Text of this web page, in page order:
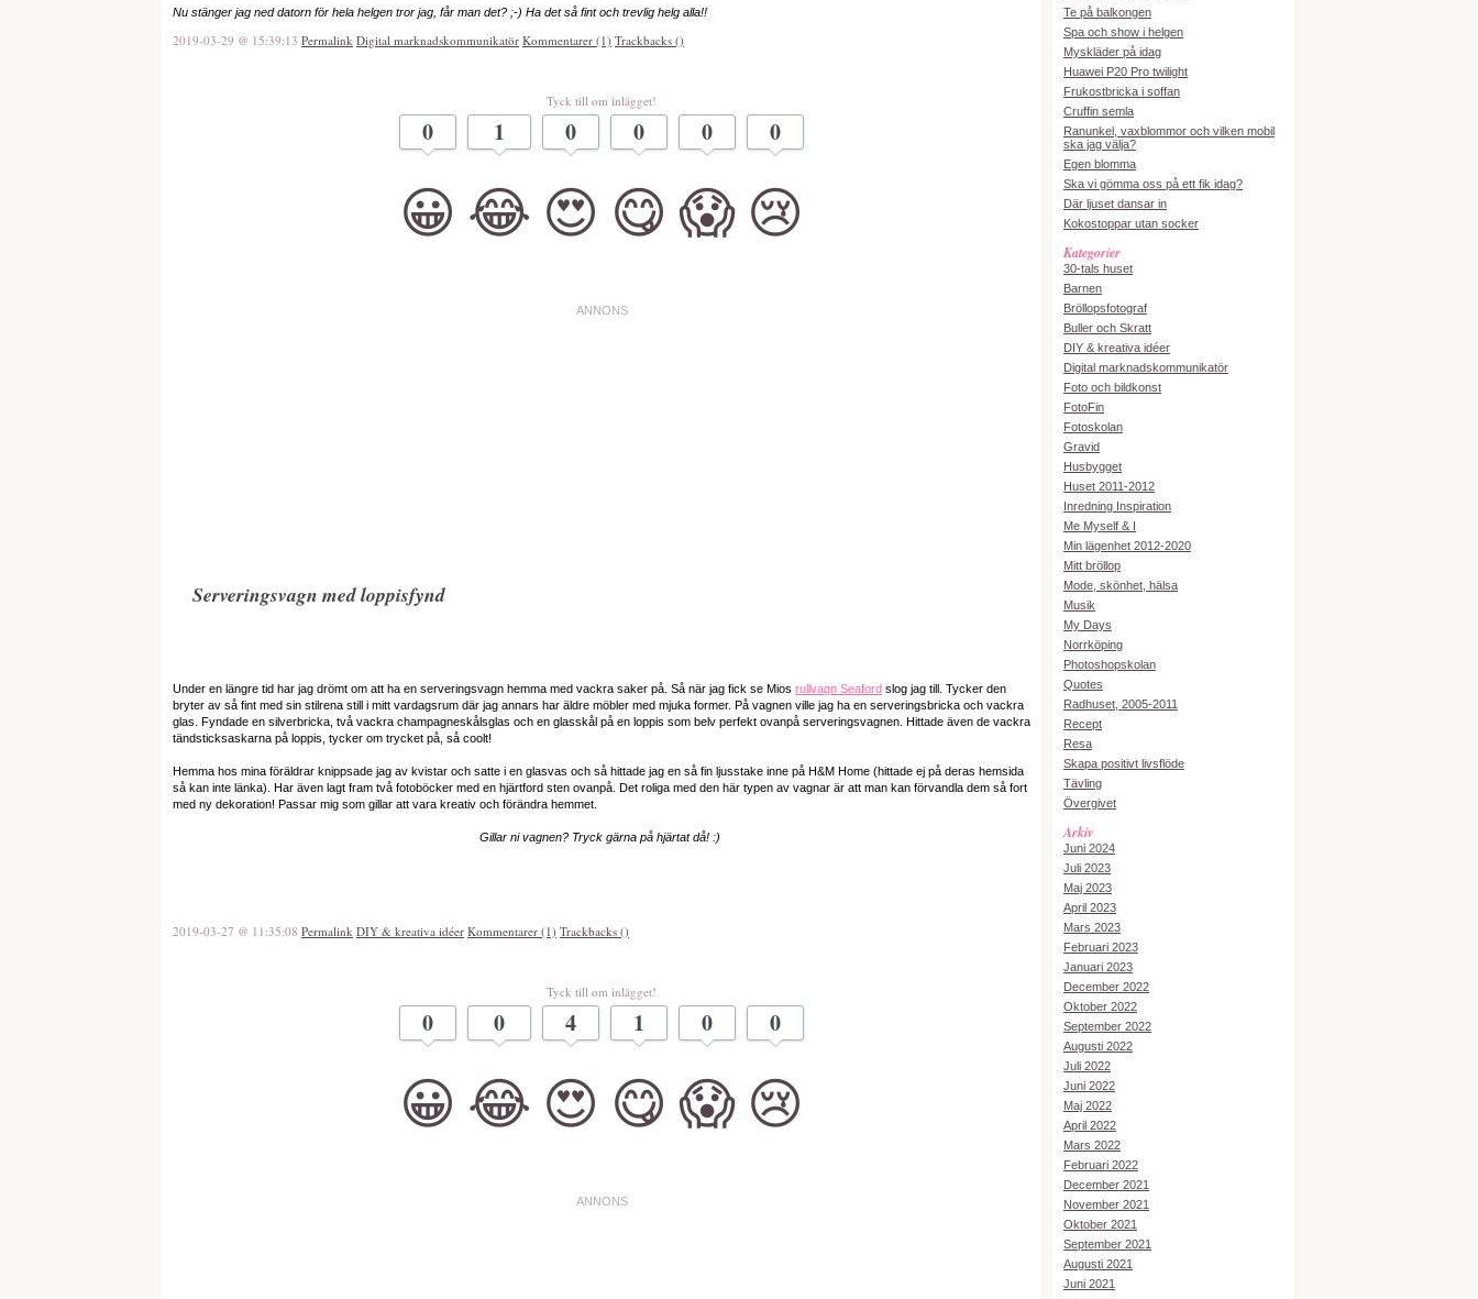
Nu stänger jag ned datorn för hela helgen tror jag, får man det? ;-) Ha det så fint och trevlig helg alla!!
2019-03-29 @ 15:39:13 Permalink Digital marknadskommunikatör Kommentarer (1) Trackbacks ()
Tyck till om inlägget!
0
😀
1
😂
0
😍
0
😋
0
😱
0
😢
Serveringsvagn med loppisfynd
Under en längre tid har jag drömt om att ha en serveringsvagn hemma med vackra saker på. Så när jag fick se Mios rullvagn Seaford slog jag till. Tycker den
bryter av så fint med sin stilrena still i mitt vardagsrum där jag annars har äldre möbler med mjuka former. På vagnen ville jag ha en serveringsbricka och vackra
glas. Fyndade en silverbricka, två vackra champagneskålsglas och en glasskål på en loppis som belv perfekt ovanpå serveringsvagnen. Hittade även de vackra
tändsticksaskarna på loppis, tycker om trycket på, så coolt!
Hemma hos mina föräldrar knippsade jag av kvistar och satte i en glasvas och så hittade jag en så fin ljusstake inne på H&M Home (hittade ej på deras hemsida
så kan inte länka). Har även lagt fram två fotoböcker med en hjärtford sten ovanpå. Det roliga med den här typen av vagnar är att man kan förvandla dem så fort
med ny dekoration! Passar mig som gillar att vara kreativ och förändra hemmet.
Gillar ni vagnen? Tryck gärna på hjärtat då! :)
2019-03-27 @ 11:35:08 Permalink DIY & kreativa idéer Kommentarer (1) Trackbacks ()
Tyck till om inlägget!
0
😀
0
😂
4
😍
1
😋
0
😱
0
😢
Te på balkongen
Spa och show i helgen
Myskläder på idag
Huawei P20 Pro twilight
Frukostbricka i soffan
Cruffin semla
Ranunkel, vaxblommor och vilken mobil
ska jag välja?
Egen blomma
Ska vi gömma oss på ett fik idag?
Där ljuset dansar in
Kokostoppar utan socker
Kategorier
30-tals huset
Barnen
Bröllopsfotograf
Buller och Skratt
DIY & kreativa idéer
Digital marknadskommunikatör
Foto och bildkonst
FotoFin
Fotoskolan
Gravid
Husbygget
Huset 2011-2012
Inredning Inspiration
Me Myself & I
Min lägenhet 2012-2020
Mitt bröllop
Mode, skönhet, hälsa
Musik
My Days
Norrköping
Photoshopskolan
Quotes
Radhuset, 2005-2011
Recept
Resa
Skapa positivt livsflöde
Tävling
Övergivet
Arkiv
Juni 2024
Juli 2023
Maj 2023
April 2023
Mars 2023
Februari 2023
Januari 2023
December 2022
Oktober 2022
September 2022
Augusti 2022
Juli 2022
Juni 2022
Maj 2022
April 2022
Mars 2022
Februari 2022
December 2021
November 2021
Oktober 2021
September 2021
Augusti 2021
Juni 2021